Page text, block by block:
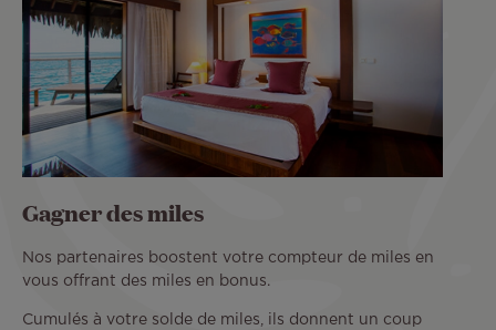
Gagner des miles
Nos partenaires boostent votre compteur de miles en
vous offrant des miles en bonus.
Cumulés à votre solde de miles, ils donnent un coup